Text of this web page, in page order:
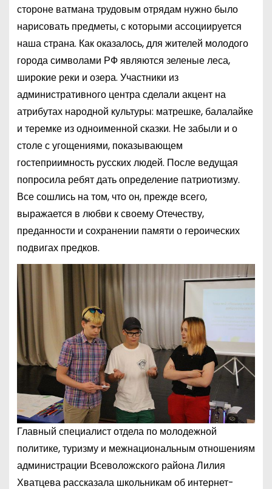
стороне ватмана трудовым отрядам нужно было
нарисовать предметы, с которыми ассоциируется
наша страна. Как оказалось, для жителей молодого
города символами РФ являются зеленые леса,
широкие реки и озера. Участники из
административного центра сделали акцент на
атрибутах народной культуры: матрешке, балалайке
и теремке из одноименной сказки. Не забыли и о
столе с угощениями, показывающем
гостеприимность русских людей. После ведущая
попросила ребят дать определение патриотизму.
Все сошлись на том, что он, прежде всего,
выражается в любви к своему Отечеству,
преданности и сохранении памяти о героических
подвигах предков.
Главный специалист отдела по молодежной
политике, туризму и межнациональным отношениям
администрации Всеволожского района Лилия
Хватцева рассказала школьникам об интернет-